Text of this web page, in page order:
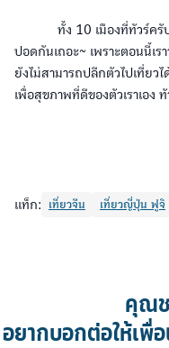
ทั้ง 10 เมืองที่ทัวร์ครับเ
ปอดกันเถอะ~ เพราะตอนนี้เร
ยังไม่สามารถปลีกตัวไปเที่ย
เพื่อสุขภาพที่ดีของตัวเราเอง
แท็ก: เที่ยวจีน เที่ยวญี่ปุ่น ฟูจิ
คุณ
อยากบอกต่อให้เพื่